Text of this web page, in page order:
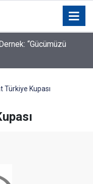
“Gücümüzü
Türkiye Kupası